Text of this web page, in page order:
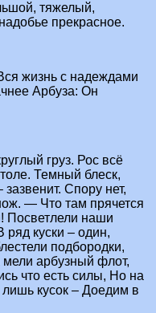
тяжелый,
прекрасное.
жизнь с надеждами
Арбуза: Он
груз. Рос всё
Темный блеск,
Спору нет,
— Что там прячется
Посветлели наши
ряд куски – один,
подбородки,
арбузный флот,
что есть силы, Но на
кусок – Доедим в